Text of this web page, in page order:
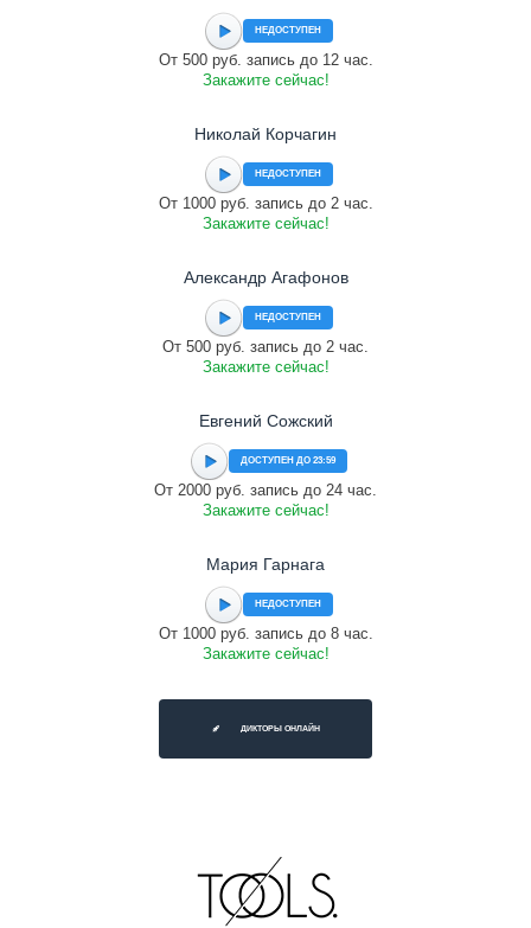
НЕДОСТУПЕН
От 500 руб. запись до 12 час.
Закажите сейчас!
Николай Корчагин
НЕДОСТУПЕН
От 1000 руб. запись до 2 час.
Закажите сейчас!
Александр Агафонов
НЕДОСТУПЕН
От 500 руб. запись до 2 час.
Закажите сейчас!
Евгений Сожский
ДОСТУПЕН ДО 23:59
От 2000 руб. запись до 24 час.
Закажите сейчас!
Мария Гарнага
НЕДОСТУПЕН
От 1000 руб. запись до 8 час.
Закажите сейчас!
ДИКТОРЫ ОНЛАЙН